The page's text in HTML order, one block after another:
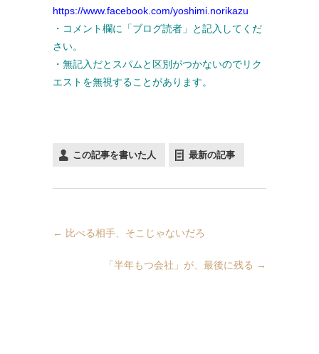
https://www.facebook.com/yoshimi.norikazu
・コメント欄に「ブログ読者」と記入してくだ
さい。
・無記入だとスパムと区別がつかないのでリク
エストを無視することがあります。
この記事を書いた人 最新の記事
← 比べる相手、そこじゃないだろ
「半年もつ会社」が、最後に残る →